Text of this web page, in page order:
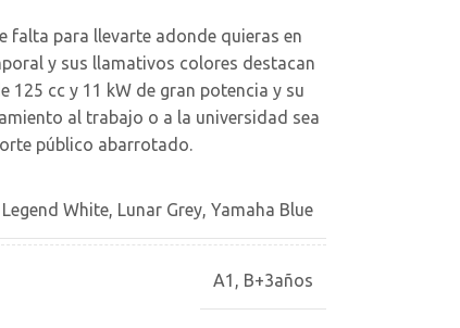
falta para llevarte adonde quieras en
y sus llamativos colores destacan
125 cc y 11 kW de gran potencia y su
al trabajo o a la universidad sea
público abarrotado.
Legend White, Lunar Grey, Yamaha Blue
A1 B+3años